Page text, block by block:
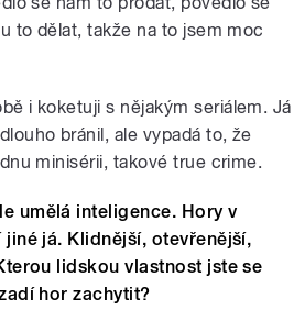
to dělat, takže na to jsem moc
i koketuji s nějakým seriálem. Já
bránil, ale vypadá to, že
minisérii, takové true crime.
umělá inteligence. Hory v
já. Klidnější, otevřenější,
lidskou vlastnost jste se
hor zachytit?